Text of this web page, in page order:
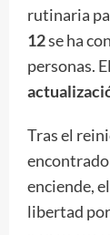
rutinaria
12se ha
personas.
Tras el
encontrado
enciende,
libertad